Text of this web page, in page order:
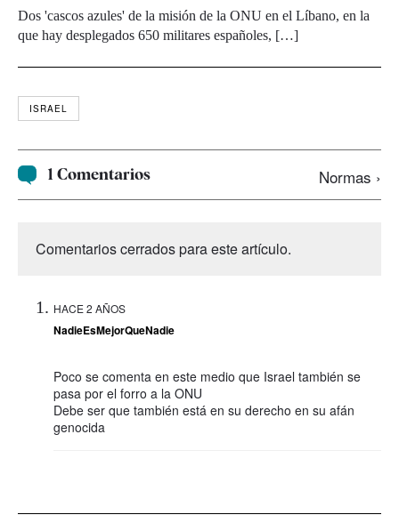
Dos 'cascos azules' de la misión de la ONU en el Líbano, en la
que hay desplegados 650 militares españoles, […]
ISRAEL
1 Comentarios Normas ›
Comentarios cerrados para este artículo.
HACE 2 AÑOS
NadieEsMejorQueNadie
Poco se comenta en este medio que Israel también se
pasa por el forro a la ONU
Debe ser que también está en su derecho en su afán
genocida